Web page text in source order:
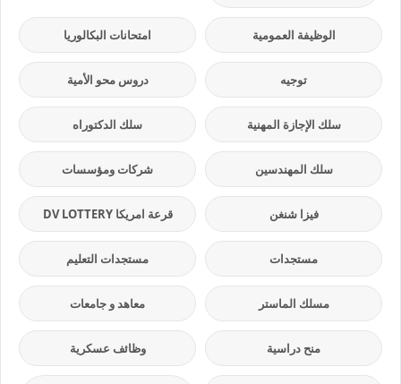
الوظيفة العمومية امتحانات البكالوريا
توجيه دروس محو الأمية
سلك الإجازة المهنية سلك الدكتوراه
سلك المهندسين شركات ومؤسسات
فيزا شنغن قرعة امريكا DV LOTTERY
مستجدات مستجدات التعليم
مسلك الماستر معاهد و جامعات
منح دراسية وظائف عسكرية